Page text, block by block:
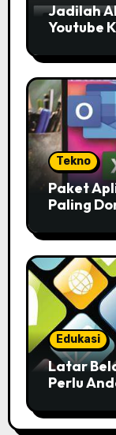
Jadilah
Youtube
Tekno
Paket
Paling
Anda!
Edukasi
Latar
Perlu